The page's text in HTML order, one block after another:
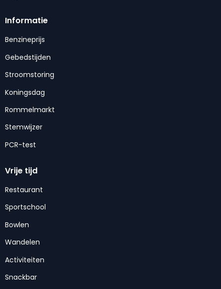
Informatie
Benzineprijs
Gebedstijden
Stroomstoring
Koningsdag
Rommelmarkt
Stemwijzer
PCR-test
Vrije tijd
Restaurant
Sportschool
Bowlen
Wandelen
Activiteiten
Snackbar